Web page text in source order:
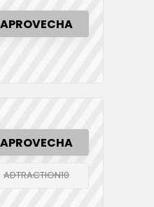
APROVECHA
APROVECHA
ADTRACTION10